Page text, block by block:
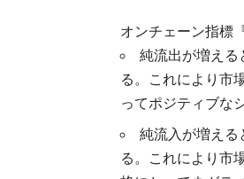
オンチェーン指標
純流出が増える
る。これにより市
ってポジティブな
純流入が増える
る。これにより市